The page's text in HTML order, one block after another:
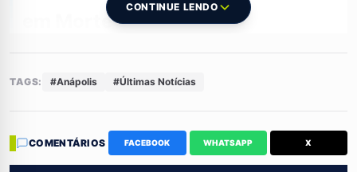
em Morte
puro medo de ser descoberto.
ameaçando contar toda a verdade sobre o
envolvimento dos dois para os familiares.
CONTINUE LENDO
TAGS: #Anápolis #Últimas Notícias
COMENTÁRIOS FACEBOOK WHATSAPP X